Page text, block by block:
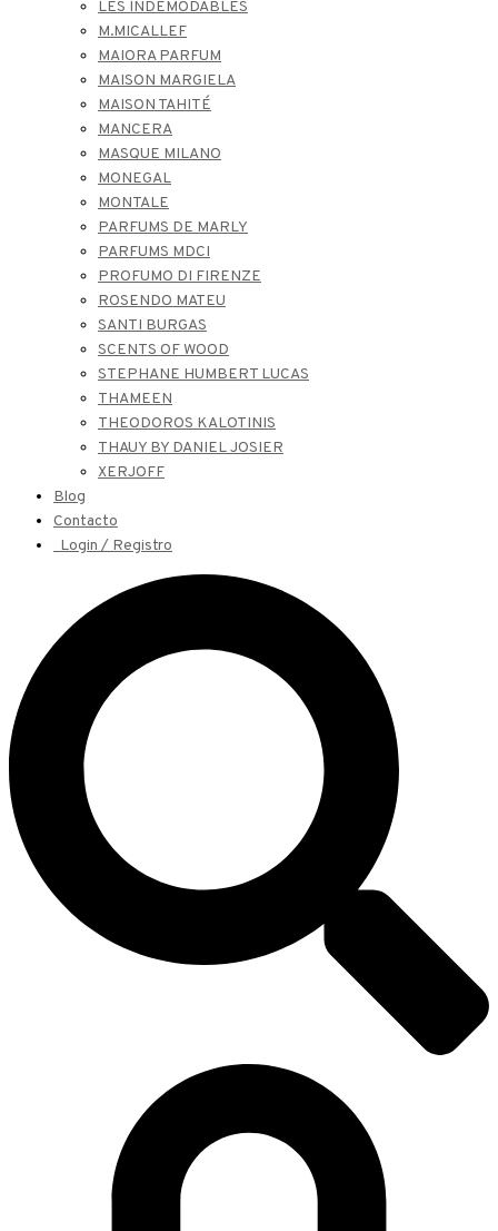
LES INDEMODABLES
M.MICALLEF
MAIORA PARFUM
MAISON MARGIELA
MAISON TAHITÉ
MANCERA
MASQUE MILANO
MONEGAL
MONTALE
PARFUMS DE MARLY
PARFUMS MDCI
PROFUMO DI FIRENZE
ROSENDO MATEU
SANTI BURGAS
SCENTS OF WOOD
STEPHANE HUMBERT LUCAS
THAMEEN
THEODOROS KALOTINIS
THAUY BY DANIEL JOSIER
XERJOFF
Blog
Contacto
Login / Registro